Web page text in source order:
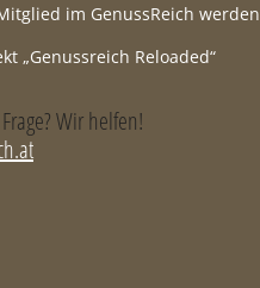
im GenussReich werden
„Genussreich Reloaded“
Wir helfen!